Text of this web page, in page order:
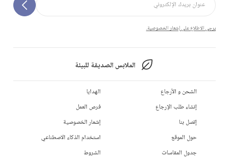
يرجى الاطلاع على إشعار الخصوصية.
الملابس الصديقة للبيئة
الشحن و الأرجاع
إنشاء طلب الإرجاع
إتصل بنا
حول الموقع
جدول المقاسات
الهدايا
فرص العمل
إشعار الخصوصية
استخدام الذكاء الاصطناعي
الشروط